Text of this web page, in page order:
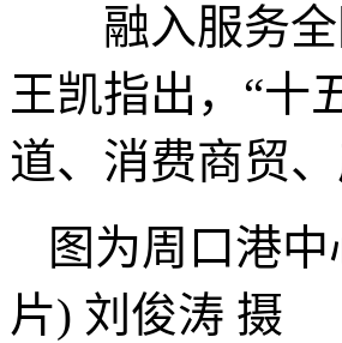
融入服务全
王凯指出，“十
道、消费商贸
图为周口港
片) 刘俊涛 摄